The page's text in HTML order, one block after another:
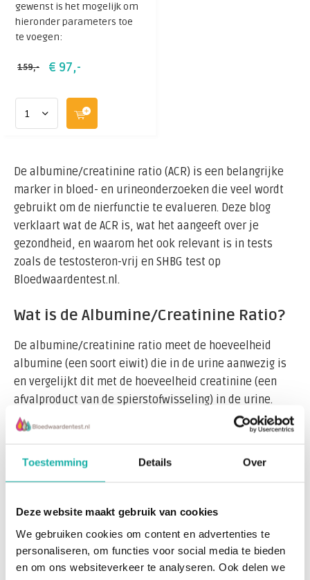
Toestemming Details Over
Deze website maakt gebruik van cookies
We gebruiken cookies om content en advertenties te
personaliseren, om functies voor social media te bieden
en om ons websiteverkeer te analyseren. Ook delen we
gewenst is het mogelijk om
hieronder parameters toe
te voegen:
159,- € 97,-
De albumine/creatinine ratio (ACR) is een belangrijke
marker in bloed- en urineonderzoeken die veel wordt
gebruikt om de nierfunctie te evalueren. Deze blog
verklaart wat de ACR is, wat het aangeeft over je
gezondheid, en waarom het ook relevant is in tests
zoals de testosteron-vrij en SHBG test op
Bloedwaardentest.nl.
Wat is de Albumine/Creatinine Ratio?
De albumine/creatinine ratio meet de hoeveelheid
albumine (een soort eiwit) die in de urine aanwezig is
en vergelijkt dit met de hoeveelheid creatinine (een
afvalproduct van de spierstofwisseling) in de urine.
Deze ratio wordt gebruikt om te bepalen of er sprake is
van een abnormale hoeveelheid eiwit in de urine, een
Belang van de Albumine/Creatinine
Ratio
Een verhoogde ACR kan een vroeg teken zijn van
Nierschade, vooral bij mensen met risicofactoren zoals